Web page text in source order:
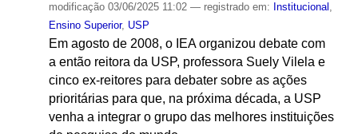
modificação03/06/2025 11:02 — registrado em: Institucional ,
Ensino Superior, USP
Em agosto de 2008, o IEA organizou debate com
a então reitora da USP, professora Suely Vilela e
cinco ex-reitores para debater sobre as ações
prioritárias para que, na próxima década, a USP
venha a integrar o grupo das melhores instituições